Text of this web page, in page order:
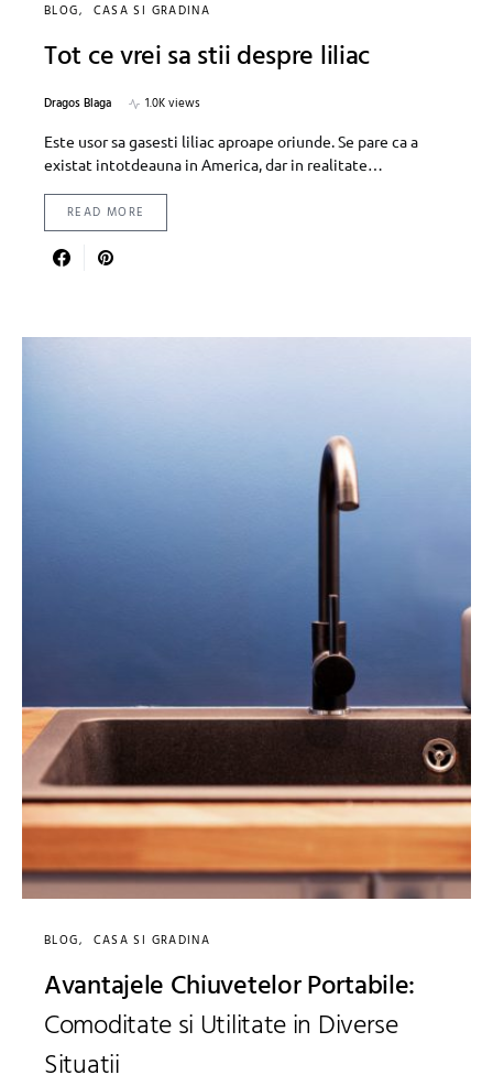
BLOG CASA SI GRADINA
Tot ce vrei sa stii despre liliac
Dragos Blaga
1.0K views
Este usor sa gasesti liliac aproape oriunde. Se pare ca a
existat intotdeauna in America, dar in realitate…
READ MORE
BLOG CASA SI GRADINA
Avantajele Chiuvetelor Portabile:
Comoditate si Utilitate in Diverse
Situatii